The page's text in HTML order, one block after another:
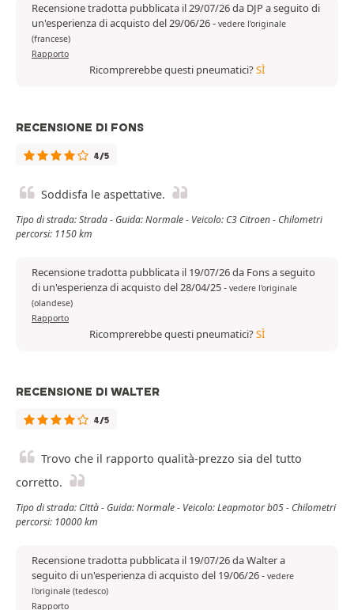
Recensione tradotta pubblicata il 29/07/26 da DJP a seguito di
un'esperienza di acquisto del 29/06/26- vedere l'originale
(francese)
Rapporto
Ricomprerebbe questi pneumatici?SÌ
RECENSIONE DI FONS
4/5
Soddisfa le aspettative.
Tipo di strada: Strada - Guida: Normale - Veicolo: C3 Citroen - Chilometri
percorsi: 1150 km
Recensione tradotta pubblicata il 19/07/26 da Fons a seguito
di un'esperienza di acquisto del 28/04/25- vedere l'originale
(olandese)
Rapporto
Ricomprerebbe questi pneumatici?SÌ
RECENSIONE DI WALTER
4/5
Trovo che il rapporto qualità-prezzo sia del tutto
corretto.
Tipo di strada: Città - Guida: Normale - Veicolo: Leapmotor b05 - Chilometri
percorsi: 10000 km
Recensione tradotta pubblicata il 19/07/26 da Walter a
seguito di un'esperienza di acquisto del 19/06/26- vedere
l'originale (tedesco)
Rapporto